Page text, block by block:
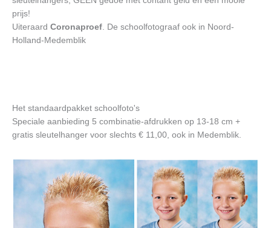
prijs!
Uiteraard Coronaproef . De schoolfotograaf ook in Noord-
Holland-Medemblik
Het standaardpakket schoolfoto's
Speciale aanbieding 5 combinatie-afdrukken op 13-18 cm +
gratis sleutelhanger voor slechts € 11,00, ook in Medemblik.